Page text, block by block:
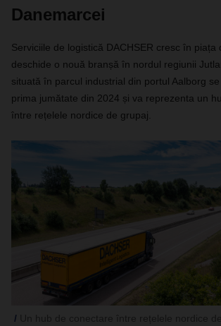
Danemarcei
Serviciile de logistică DACHSER cresc în piața
deschide o nouă branșă în nordul regiunii
situată în parcul industrial din portul Aalborg
prima jumătate din 2024 și va reprezenta un
între rețelele nordice de grupaj.